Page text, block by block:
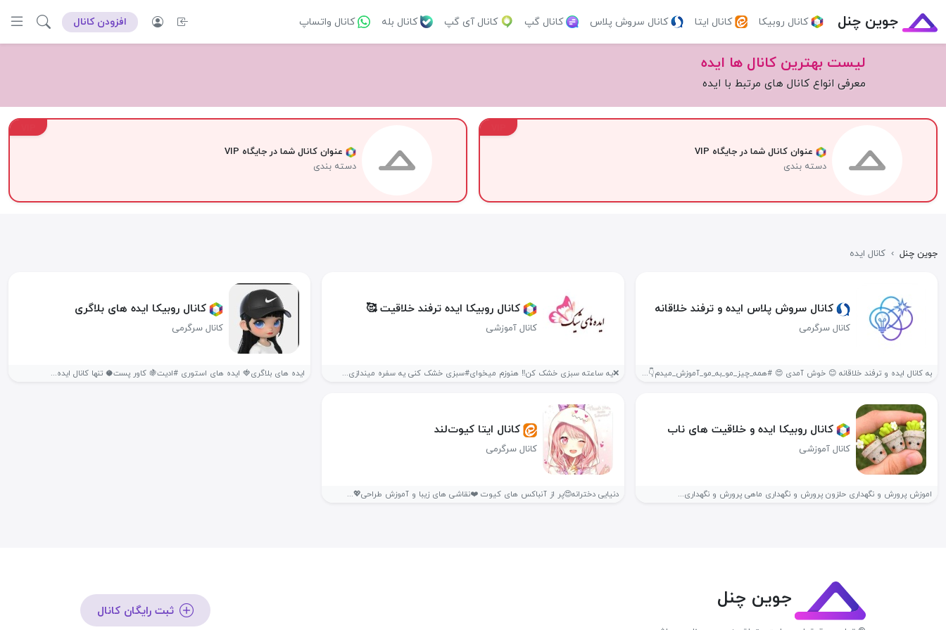
جوین چنل کانال روبیکا کانال ایتا کانال سروش پلاس کانال گپ کانال آی گپ کانال بله کانال واتساپ افزودن کانال
لیست بهترین کانال ها ایده
معرفی انواع کانال های مرتبط با ایده
عنوان کانال شما در جایگاه VIP
دسته بندی
عنوان کانال شما در جایگاه VIP
دسته بندی
جوین چنل › کانال ایده
کانال سروش پلاس ایده و ترفند خلاقانه
کانال سرگرمی
به کانال ایده و ترفند خلاقانه 😊 خوش آمدی 😍 #همه_چیز_مو_به‌_مو_آموزش_میدم👇 ✔️با...
کانال روبیکا ایده ترفند خلاقیت 🥰
کانال آموزشی
❌یه ساعته سبزی خشک کن‼️ هنوزم میخوای#سبزی خشک کنی یه سفره میندازی...
کانال روبیکا ایده های بلاگری
کانال سرگرمی
ایده های بلاگری🍓 ایده های استوری #ادیت🍇 کاور پست🥥 تنها کانال ایده...
کانال روبیکا ایده و خلاقیت های ناب
کانال آموزشی
اموزش پرورش و نگهداری حلزون پرورش و نگهداری ماهی پرورش و نگهداری...
کانال ایتا کیوت‌‌لند
کانال سرگرمی
دنیایی دخترانه😍پر از آنباکس های کیوت ❤️نقاشی های زیبا و آموزش طراحی💖...
جوین چنل
ثبت رایگان کانال